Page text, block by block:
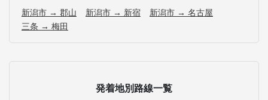
新潟市 → 郡山 新潟市 → 新宿
新潟市 → 名古屋
三条 → 梅田
発着地別路線一覧